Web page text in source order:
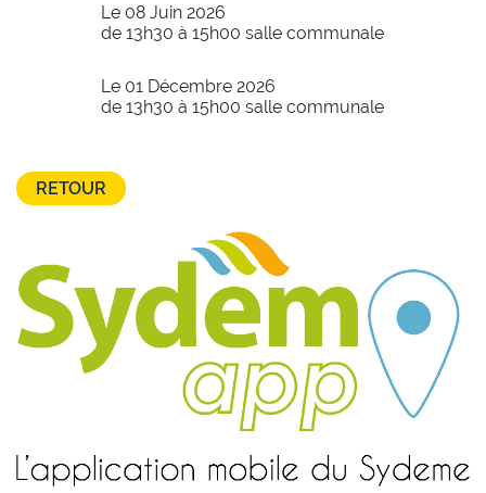
Le 08 Juin 2026
de 13h30 à 15h00 salle communale
Le 01 Décembre 2026
de 13h30 à 15h00 salle communale
RETOUR